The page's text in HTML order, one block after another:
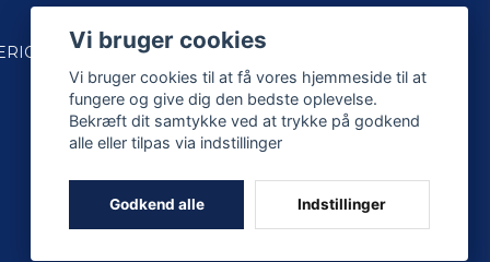
Vi bruger cookies
Vi bruger cookies til at få vores hjemmeside til at
fungere og give dig den bedste oplevelse.
Bekræft dit samtykke ved at trykke på godkend
alle eller tilpas via indstillinger
Godkend alle Indstillinger